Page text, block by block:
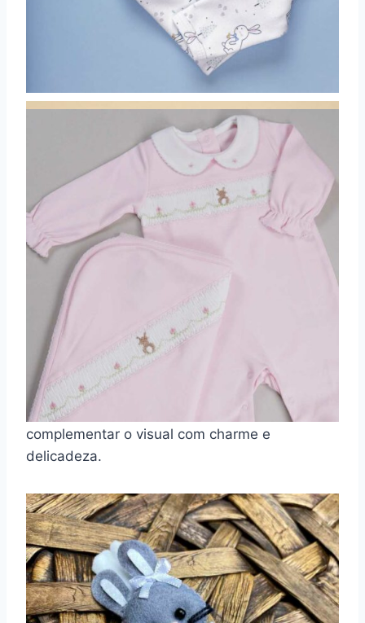
Com opções que vão do clássico ao divertido,
eles permitem brincar com estilos sem abrir
mão da funcionalidade. Modelos com
estampas de coelhinhos, cenouras e ovos
coloridos traduzem o espírito da data e tornam
o look do bebê ainda mais encantador.
Acessórios
Acessórios fazem toda a diferença na
composição do look pascal. Na Laleblu, você
encontra opções encantadoras como faixas,
laços e prendedores de chupeta, ideais para
complementar o visual com charme e
delicadeza.